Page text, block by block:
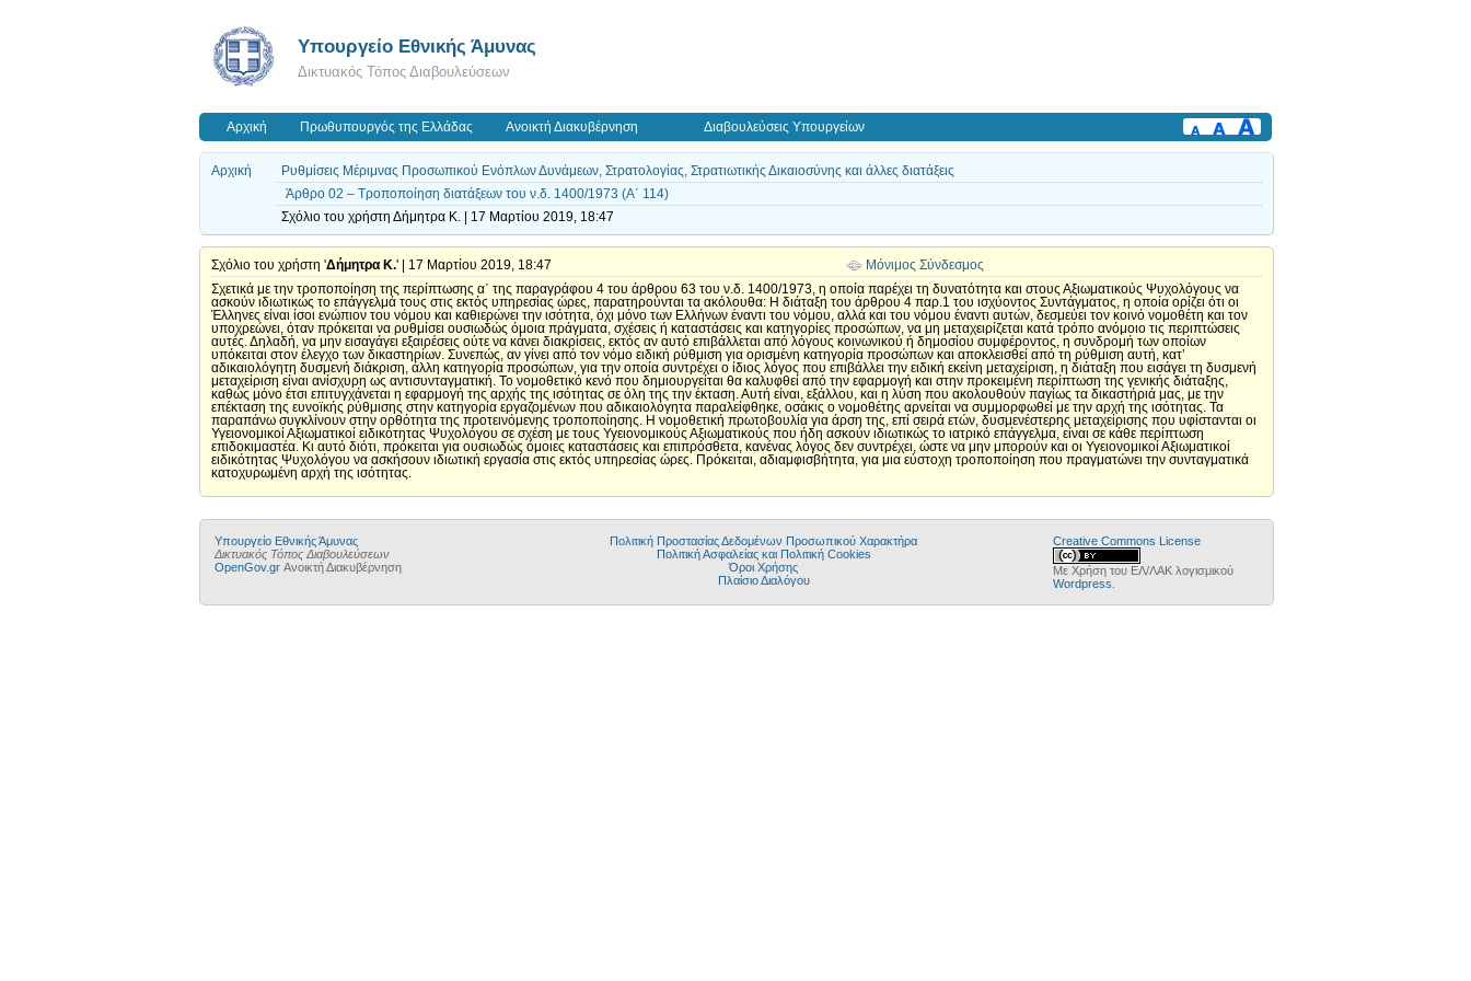
Υπουργείο Εθνικής Άμυνας
Δικτυακός Τόπος Διαβουλεύσεων
Αρχική Πρωθυπουργός της Ελλάδας Ανοικτή Διακυβέρνηση Διαβουλεύσεις Υπουργείων
Αρχική
Ρυθμίσεις Μέριμνας Προσωπικού Ενόπλων Δυνάμεων, Στρατολογίας, Στρατιωτικής Δικαιοσύνης και άλλες διατάξεις
Άρθρο 02 – Τροποποίηση διατάξεων του ν.δ. 1400/1973 (Α΄ 114)
Σχόλιο του χρήστη Δήμητρα Κ. | 17 Μαρτίου 2019, 18:47
Σχόλιο του χρήστη 'Δήμητρα Κ.' | 17 Μαρτίου 2019, 18:47
Μόνιμος Σύνδεσμος
Σχετικά με την τροποποίηση της περίπτωσης α΄ της παραγράφου 4 του άρθρου 63 του ν.δ. 1400/1973, η οποία παρέχει τη δυνατότητα και στους Αξιωματικούς Ψυχολόγους να
ασκούν ιδιωτικώς το επάγγελμά τους στις εκτός υπηρεσίας ώρες, παρατηρούνται τα ακόλουθα: Η διάταξη του άρθρου 4 παρ.1 του ισχύοντος Συντάγματος, η οποία ορίζει ότι οι
Έλληνες είναι ίσοι ενώπιον του νόμου και καθιερώνει την ισότητα, όχι μόνο των Ελλήνων έναντι του νόμου, αλλά και του νόμου έναντι αυτών, δεσμεύει τον κοινό νομοθέτη και τον
υποχρεώνει, όταν πρόκειται να ρυθμίσει ουσιωδώς όμοια πράγματα, σχέσεις ή καταστάσεις και κατηγορίες προσώπων, να μη μεταχειρίζεται κατά τρόπο ανόμοιο τις περιπτώσεις
αυτές. Δηλαδή, να μην εισαγάγει εξαιρέσεις ούτε να κάνει διακρίσεις, εκτός αν αυτό επιβάλλεται από λόγους κοινωνικού ή δημοσίου συμφέροντος, η συνδρομή των οποίων
υπόκειται στον έλεγχο των δικαστηρίων. Συνεπώς, αν γίνει από τον νόμο ειδική ρύθμιση για ορισμένη κατηγορία προσώπων και αποκλεισθεί από τη ρύθμιση αυτή, κατ’
αδικαιολόγητη δυσμενή διάκριση, άλλη κατηγορία προσώπων, για την οποία συντρέχει ο ίδιος λόγος που επιβάλλει την ειδική εκείνη μεταχείριση, η διάταξη που εισάγει τη δυσμενή
μεταχείριση είναι ανίσχυρη ως αντισυνταγματική. Το νομοθετικό κενό που δημιουργείται θα καλυφθεί από την εφαρμογή και στην προκειμένη περίπτωση της γενικής διάταξης,
καθώς μόνο έτσι επιτυγχάνεται η εφαρμογή της αρχής της ισότητας σε όλη της την έκταση. Αυτή είναι, εξάλλου, και η λύση που ακολουθούν παγίως τα δικαστήριά μας, με την
επέκταση της ευνοϊκής ρύθμισης στην κατηγορία εργαζομένων που αδικαιολόγητα παραλείφθηκε, οσάκις ο νομοθέτης αρνείται να συμμορφωθεί με την αρχή της ισότητας. Τα
παραπάνω συγκλίνουν στην ορθότητα της προτεινόμενης τροποποίησης. Η νομοθετική πρωτοβουλία για άρση της, επί σειρά ετών, δυσμενέστερης μεταχείρισης που υφίστανται οι
Υγειονομικοί Αξιωματικοί ειδικότητας Ψυχολόγου σε σχέση με τους Υγειονομικούς Αξιωματικούς που ήδη ασκούν ιδιωτικώς το ιατρικό επάγγελμα, είναι σε κάθε περίπτωση
επιδοκιμαστέα. Κι αυτό διότι, πρόκειται για ουσιωδώς όμοιες καταστάσεις και επιπρόσθετα, κανένας λόγος δεν συντρέχει, ώστε να μην μπορούν και οι Υγειονομικοί Αξιωματικοί
ειδικότητας Ψυχολόγου να ασκήσουν ιδιωτική εργασία στις εκτός υπηρεσίας ώρες. Πρόκειται, αδιαμφισβήτητα, για μια εύστοχη τροποποίηση που πραγματώνει την συνταγματικά
κατοχυρωμένη αρχή της ισότητας.
Υπουργείο Εθνικής Άμυνας
Δικτυακός Τόπος Διαβουλεύσεων
OpenGov.gr Ανοικτή Διακυβέρνηση
Πολιτική Προστασίας Δεδομένων Προσωπικού Χαρακτήρα
Πολιτική Ασφαλείας και Πολιτική Cookies
Όροι Χρήσης
Πλαίσιο Διαλόγου
Creative Commons License
Με Χρήση του ΕΛ/ΛΑΚ λογισμικού
Wordpress